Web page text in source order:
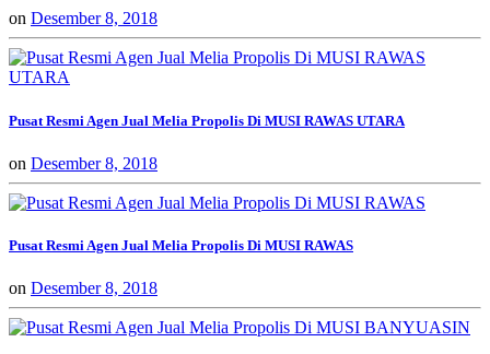
on Desember 8, 2018
Pusat Resmi Agen Jual Melia Propolis Di MUSI RAWAS UTARA
on Desember 8, 2018
Pusat Resmi Agen Jual Melia Propolis Di MUSI RAWAS
on Desember 8, 2018